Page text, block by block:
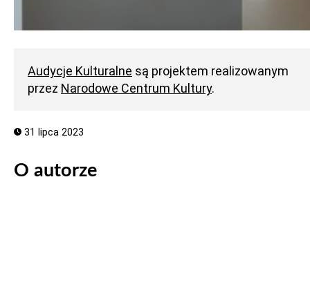
Audycje Kulturalne są projektem realizowanym
przez Narodowe Centrum Kultury.
31 lipca 2023
O autorze